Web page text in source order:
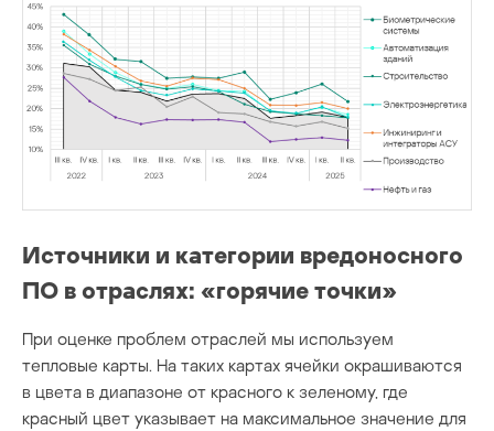
Источники и категории вредоносного
ПО в отраслях: «горячие точки»
При оценке проблем отраслей мы используем
тепловые карты. На таких картах ячейки окрашиваются
в цвета в диапазоне от красного к зеленому, где
красный цвет указывает на максимальное значение для